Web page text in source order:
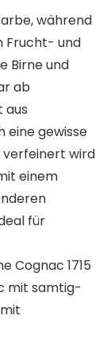
während
Frucht- und
Birne und
ab
aus
eine gewisse
verfeinert wird
einem
für
Cognac 1715
mit samtig-